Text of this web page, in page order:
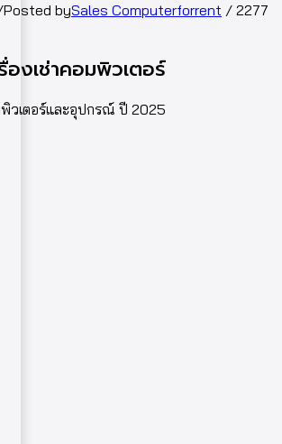
Posted bySales Computerforrent / 2277
งเช่าคอมพิวเตอร์
พิวเตอร์และอุปกรณ์ ปี 2025